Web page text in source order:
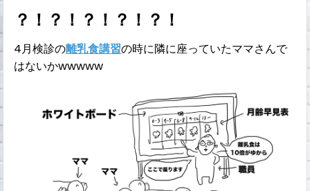
？！？！？！？！？！
4月検診の離乳食講習の時に隣に座っていたママさんで
はないかwwwww